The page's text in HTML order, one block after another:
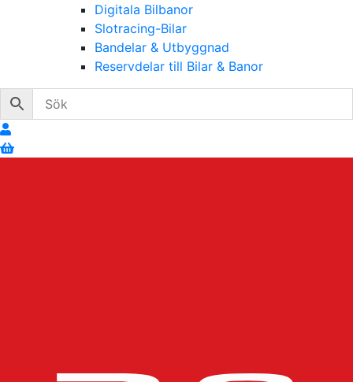
Digitala Bilbanor
Slotracing-Bilar
Bandelar & Utbyggnad
Reservdelar till Bilar & Banor